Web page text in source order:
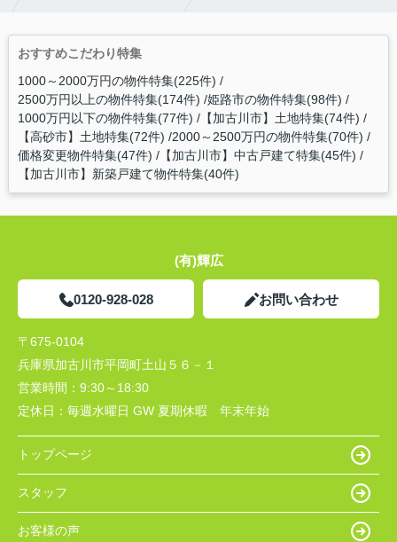
おすすめこだわり特集
1000～2000万円の物件特集(225件)
2500万円以上の物件特集(174件) 姫路市の物件特集(98件)
1000万円以下の物件特集(77件) 【加古川市】土地特集(74件)
【高砂市】土地特集(72件) 2000～2500万円の物件特集(70件)
価格変更物件特集(47件) 【加古川市】中古戸建て特集(45件)
【加古川市】新築戸建て物件特集(40件)
(有)輝広
0120-928-028 お問い合わせ
〒675-0104
兵庫県加古川市平岡町土山５６－１
営業時間： 9:30～18:30
定休日： 毎週水曜日 GW 夏期休暇 年末年始
トップページ
スタッフ
お客様の声